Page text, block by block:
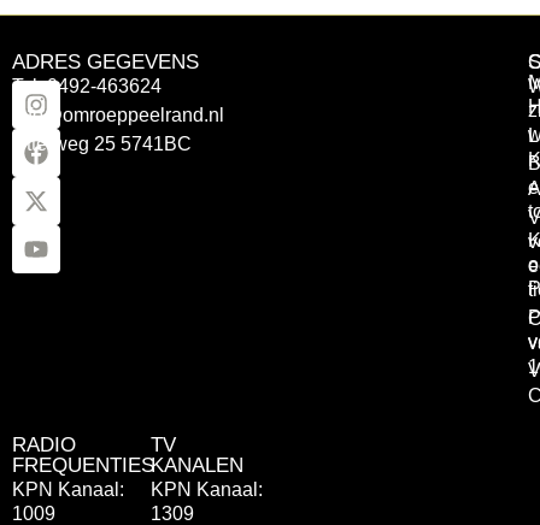
ADRES GEGEVENS
Tel: 0492-463624
info@omroeppeelrand.nl
Otterweg 25 5741BC
RADIO
FREQUENTIES
KPN Kanaal:
1009
TV
KANALEN
KPN Kanaal:
1309